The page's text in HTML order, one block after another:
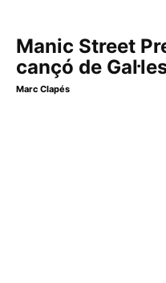
Manic Street
cançó de
Marc Clapés